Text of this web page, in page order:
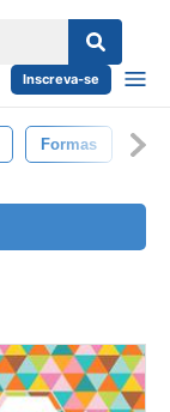
Inscreva-se
Formas